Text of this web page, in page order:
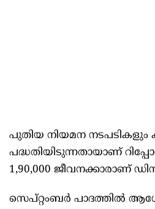
പുതിയ നിയമന നടപടികളും
പദ്ധതിയിടുന്നതായാണ്
1,90,000 ജീവനക്കാരാണ്
സെപ്റ്റംബർ പാദത്തിൽ